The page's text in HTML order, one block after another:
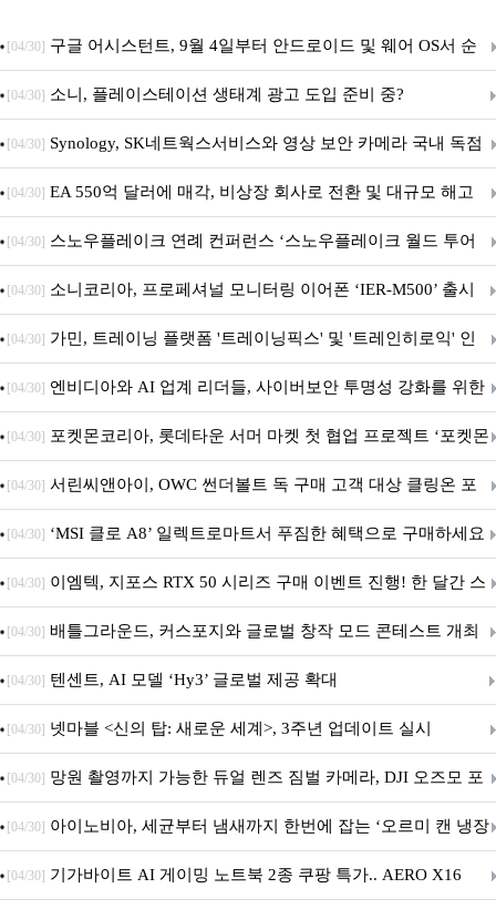
[04/30] 구글 어시스턴트, 9월 4일부터 안드로이드 및 웨어 OS서 순
차 서비스 종료
[04/30] 소니, 플레이스테이션 생태계 광고 도입 준비 중?
[04/30] Synology, SK네트웍스서비스와 영상 보안 카메라 국내 독점
판매 파트너십 체결
[04/30] EA 550억 달러에 매각, 비상장 회사로 전환 및 대규모 해고
전망
[04/30] 스노우플레이크 연례 컨퍼런스 ‘스노우플레이크 월드 투어
서울’ 개최
[04/30] 소니코리아, 프로페셔널 모니터링 이어폰 ‘IER-M500’ 출시
[04/30] 가민, 트레이닝 플랫폼 '트레이닝픽스' 및 '트레인히로익' 인
수로 선수와 코치에 맞춤형 훈련 지원 확대
[04/30] 엔비디아와 AI 업계 리더들, 사이버보안 투명성 강화를 위한
SAFE 가이드라인 제안
[04/30] 포켓몬코리아, 롯데타운 서머 마켓 첫 협업 프로젝트 ‘포켓몬
별빛낙원’ 개최
[04/30] 서린씨앤아이, OWC 썬더볼트 독 구매 고객 대상 클링온 포
트 고정 홀더 증정 이벤트 앵콜 연장 진행
[04/30] ‘MSI 클로 A8’ 일렉트로마트서 푸짐한 혜택으로 구매하세요
[04/30] 이엠텍, 지포스 RTX 50 시리즈 구매 이벤트 진행! 한 달간 스
팀 월렛부터 PALIT 지포스 RTX 5060 DUAL까지 증정
[04/30] 배틀그라운드, 커스포지와 글로벌 창작 모드 콘테스트 개최
[04/30] 텐센트, AI 모델 ‘Hy3’ 글로벌 제공 확대
[04/30] 넷마블 <신의 탑: 새로운 세계>, 3주년 업데이트 실시
[04/30] 망원 촬영까지 가능한 듀얼 렌즈 짐벌 카메라, DJI 오즈모 포
켓 4P
[04/30] 아이노비아, 세균부터 냄새까지 한번에 잡는 ‘오르미 캔 냉장
고 살균 탈취기’ 출시
[04/30] 기가바이트 AI 게이밍 노트북 2종 쿠팡 특가.. AERO X16